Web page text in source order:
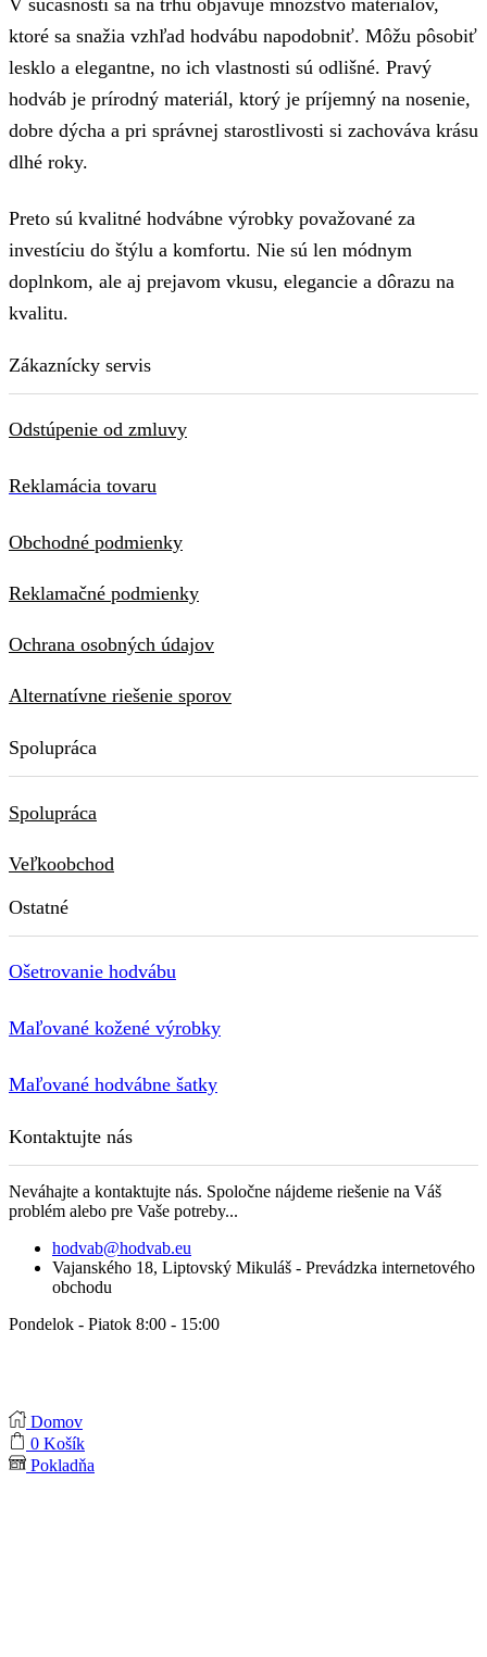
V súčasnosti sa na trhu objavuje množstvo materiálov,
ktoré sa snažia vzhľad hodvábu napodobniť. Môžu pôsobiť
lesklo a elegantne, no ich vlastnosti sú odlišné. Pravý
hodváb je prírodný materiál, ktorý je príjemný na nosenie,
dobre dýcha a pri správnej starostlivosti si zachováva krásu
dlhé roky.
Preto sú kvalitné hodvábne výrobky považované za
investíciu do štýlu a komfortu. Nie sú len módnym
doplnkom, ale aj prejavom vkusu, elegancie a dôrazu na
kvalitu.
Zákaznícky servis
Odstúpenie od zmluvy
Reklamácia tovaru
Obchodné podmienky
Reklamačné podmienky
Ochrana osobných údajov
Alternatívne riešenie sporov
Spolupráca
Spolupráca
Veľkoobchod
Ostatné
Ošetrovanie hodvábu
Maľované kožené výrobky
Maľované hodvábne šatky
Kontaktujte nás
Neváhajte a kontaktujte nás. Spoločne nájdeme riešenie na Váš
problém alebo pre Vaše potreby...
hodvab@hodvab.eu
Vajanského 18, Liptovský Mikuláš - Prevádzka internetového
obchodu
Pondelok - Piatok 8:00 - 15:00
Domov
0 Košík
Pokladňa